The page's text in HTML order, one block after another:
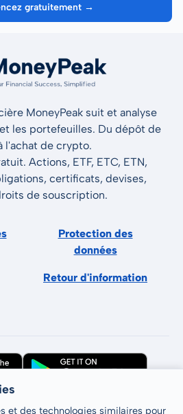
gratuitement →
MoneyPeak suit et analyse
les portefeuilles. Du dépôt de
l'achat de crypto.
Actions, ETF, ETC, ETN,
certificats, devises,
de souscription.
Protection des
données
Retour d'information
et des technologies similaires pour